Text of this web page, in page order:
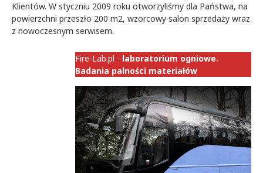
Klientów. W styczniu 2009 roku otworzyliśmy dla Państwa, na
powierzchni przeszło 200 m2, wzorcowy salon sprzedaży wraz
z nowoczesnym serwisem.
Fire-Lab.pl - laboratorium ogniowe.
Badania palności materiałów